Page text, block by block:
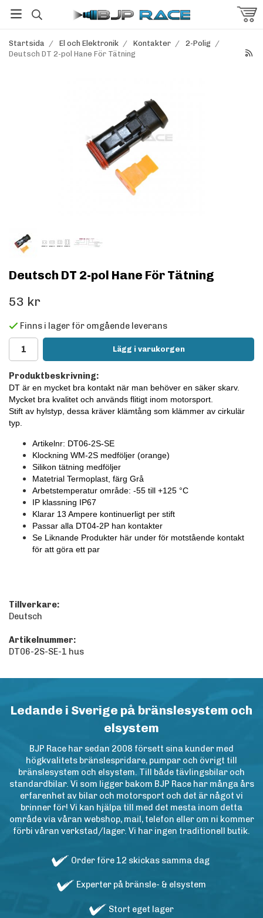
Startsida / El och Elektronik / Kontakter / 2-Polig /
Deutsch DT 2-pol Hane För Tätning
Deutsch DT 2-pol Hane För Tätning
53 kr
Finns i lager för omgående leverans
Lägg i varukorgen
Produktbeskrivning:
DT är en mycket bra kontakt när man behöver en säker skarv.
Mycket bra kvalitet och används flitigt inom motorsport.
Stift av hylstyp, dessa kräver klämtång som klämmer av cirkulär
typ.
Artikelnr: DT06-2S-SE
Klockning WM-2S medföljer (orange)
Silikon tätning medföljer
Matetrial Termoplast, färg Grå
Arbetstemperatur område: -55 till +125 °C
IP klassning IP67
Klarar 13 Ampere kontinuerligt per stift
Passar alla DT04-2P han kontakter
Se Liknande Produkter här under för motstående kontakt
för att göra ett par
Tillverkare:
Deutsch
Artikelnummer:
DT06-2S-SE-1 hus
Ledande i Sverige på bränslesystem och
elsystem
BJP Race har sedan 2008 försett sina kunder med
högkvalitets bränslespridare, pumpar och övrigt till
bränslesystem och elsystem. Till både tävlingsbilar och
standardbilar. Vi som ligger bakom BJP Race har många års
erfarenhet av bilar och motorsport och det är något vi
brinner för! Vi kan hjälpa till med det mesta inom detta
område via våran webshop, mail, telefon eller om ni kommer
förbi våran verkstad/lager. Vi har ingen traditionell butik.
Order före 12 skickas samma dag
Experter på bränsle- & elsystem
Stort eget lager